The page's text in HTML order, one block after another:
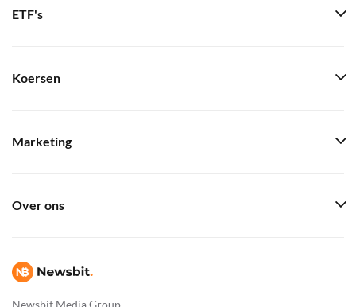
Newsbit Media Group
ETF's
Koersen
Marketing
Over ons